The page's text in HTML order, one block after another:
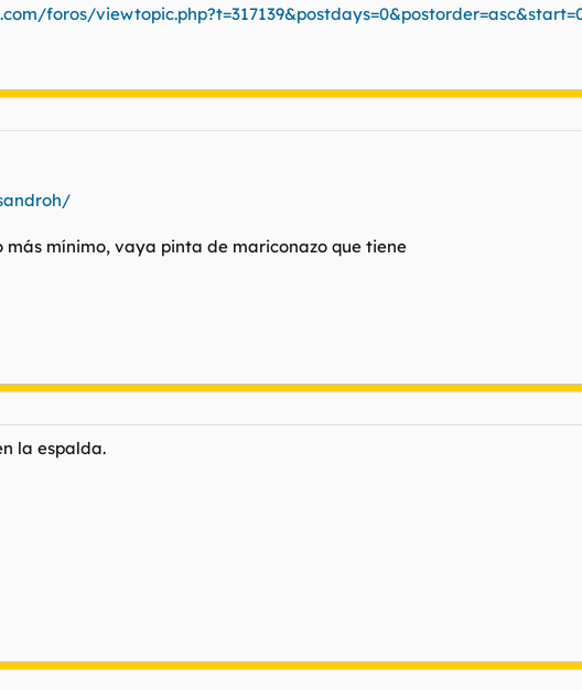
foros/
más mínimo, vaya pinta de mariconazo que tiene
la espalda.